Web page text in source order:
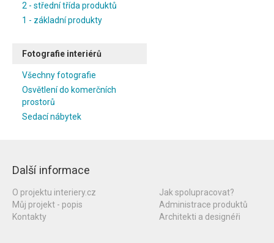
2 - střední třída produktů
1 - základní produkty
Fotografie interiérů
Všechny fotografie
Osvětlení do komerčních
prostorů
Sedací nábytek
Další informace
O projektu interiery.cz
Můj projekt - popis
Kontakty
Jak spolupracovat?
Administrace produktů
Architekti a designéři